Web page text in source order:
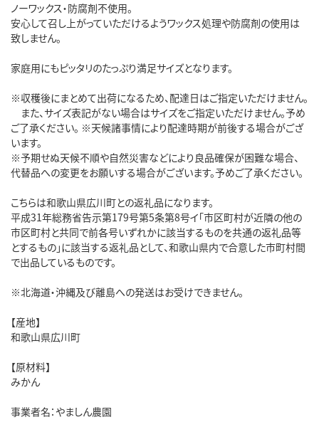
ノーワックス・防腐剤不使用。
安心して召し上がっていただけるようワックス処理や防腐剤の使用は
致しません。
家庭用にもピッタリのたっぷり満足サイズとなります。
※収穫後にまとめて出荷になるため、配達日はご指定いただけません。
また、サイズ表記がない場合はサイズをご指定いただけません。予め
ご了承ください。 ※天候諸事情により配達時期が前後する場合がござ
います。
※予期せぬ天候不順や自然災害などにより良品確保が困難な場合、
代替品への変更をお願いする場合がございます。予めご了承ください。
こちらは和歌山県広川町との返礼品になります。
平成31年総務省告示第179号第5条第8号イ「市区町村が近隣の他の
市区町村と共同で前各号いずれかに該当するものを共通の返礼品等
とするもの」に該当する返礼品として、和歌山県内で合意した市町村間
で出品しているものです。
※北海道・沖縄及び離島への発送はお受けできません。
【産地】
和歌山県広川町
【原材料】
みかん
事業者名：やましん農園